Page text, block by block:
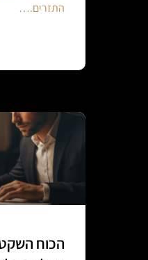
התזרים.…
הכוח